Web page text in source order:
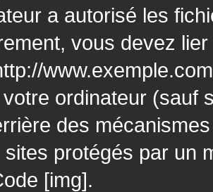
a autorisé les
vous devez
ordinateur (sauf
des
sites protégés par un
[img].